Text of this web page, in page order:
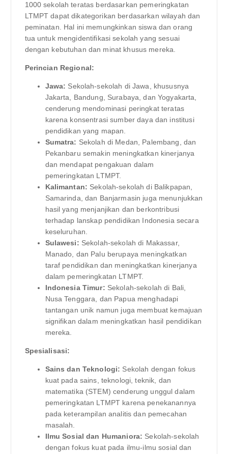
1000 sekolah teratas berdasarkan pemeringkatan
LTMPT dapat dikategorikan berdasarkan wilayah dan
peminatan. Hal ini memungkinkan siswa dan orang
tua untuk mengidentifikasi sekolah yang sesuai
dengan kebutuhan dan minat khusus mereka.
Perincian Regional:
Jawa: Sekolah-sekolah di Jawa, khususnya
Jakarta, Bandung, Surabaya, dan Yogyakarta,
cenderung mendominasi peringkat teratas
karena konsentrasi sumber daya dan institusi
pendidikan yang mapan.
Sumatra: Sekolah di Medan, Palembang, dan
Pekanbaru semakin meningkatkan kinerjanya
dan mendapat pengakuan dalam
pemeringkatan LTMPT.
Kalimantan: Sekolah-sekolah di Balikpapan,
Samarinda, dan Banjarmasin juga menunjukkan
hasil yang menjanjikan dan berkontribusi
terhadap lanskap pendidikan Indonesia secara
keseluruhan.
Sulawesi: Sekolah-sekolah di Makassar,
Manado, dan Palu berupaya meningkatkan
taraf pendidikan dan meningkatkan kinerjanya
dalam pemeringkatan LTMPT.
Indonesia Timur: Sekolah-sekolah di Bali,
Nusa Tenggara, dan Papua menghadapi
tantangan unik namun juga membuat kemajuan
signifikan dalam meningkatkan hasil pendidikan
mereka.
Spesialisasi:
Sains dan Teknologi: Sekolah dengan fokus
kuat pada sains, teknologi, teknik, dan
matematika (STEM) cenderung unggul dalam
pemeringkatan LTMPT karena penekanannya
pada keterampilan analitis dan pemecahan
masalah.
Ilmu Sosial dan Humaniora: Sekolah-sekolah
dengan fokus kuat pada ilmu-ilmu sosial dan